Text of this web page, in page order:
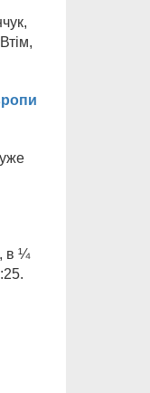
в ¼